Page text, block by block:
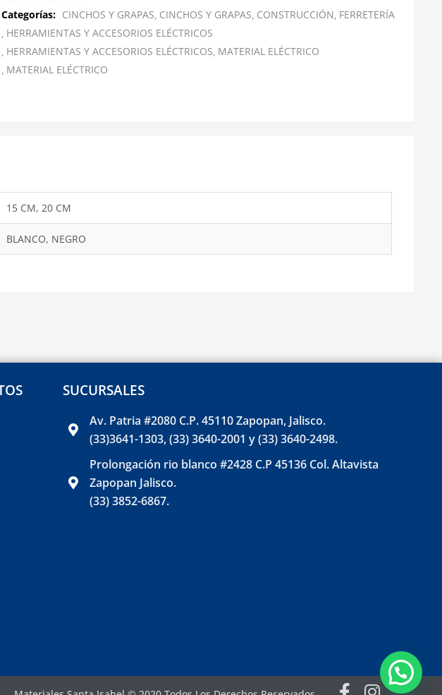
Categorías: CINCHOS Y GRAPAS CINCHOS Y GRAPAS CONSTRUCCIÓN FERRETERÍA
HERRAMIENTAS Y ACCESORIOS ELÉCTRICOS
HERRAMIENTAS Y ACCESORIOS ELÉCTRICOS MATERIAL ELÉCTRICO
MATERIAL ELÉCTRICO
15 CM, 20 CM
BLANCO, NEGRO
SUCURSALES
Av. Patria #2080 C.P. 45110 Zapopan, Jalisco.
(33)3641-1303, (33) 3640-2001 y (33) 3640-2498.
Prolongación rio blanco #2428 C.P 45136 Col. Altavista
Zapopan Jalisco.
(33) 3852-6867.